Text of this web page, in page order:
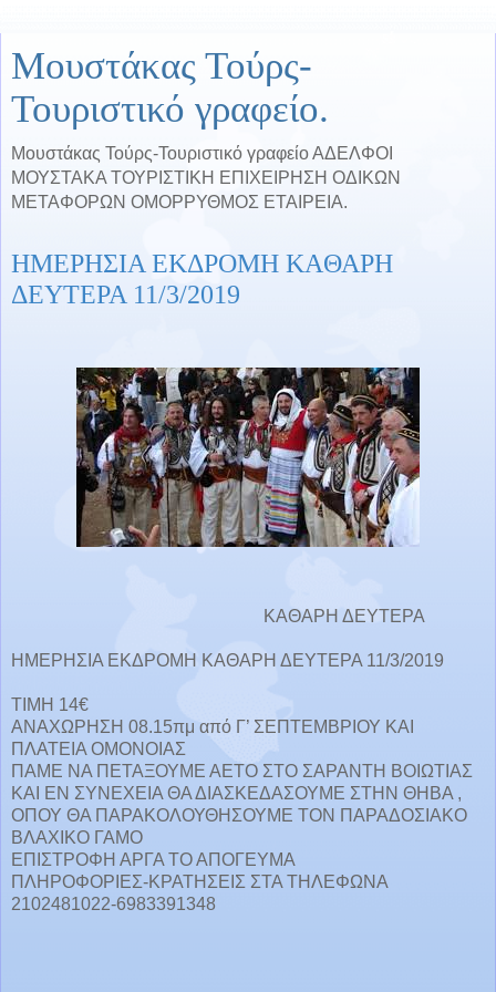
Μουστάκας Τούρς-
Τουριστικό γραφείο.
Μουστάκας Τούρς-Τουριστικό γραφείο ΑΔΕΛΦΟΙ
ΜΟΥΣΤΑΚΑ ΤΟΥΡΙΣΤΙΚΗ ΕΠΙΧΕΙΡΗΣΗ ΟΔΙΚΩΝ
ΜΕΤΑΦΟΡΩΝ ΟΜΟΡΡΥΘΜΟΣ ΕΤΑΙΡΕΙΑ.
ΗΜΕΡΗΣΙΑ ΕΚΔΡΟΜΗ KAΘΑΡΗ
ΔΕΥΤΕΡΑ 11/3/2019
KAΘΑΡΗ ΔΕΥΤΕΡΑ
ΗΜΕΡΗΣΙΑ ΕΚΔΡΟΜΗ ΚΑΘΑΡΗ ΔΕΥΤΕΡΑ 11/3/2019
ΤΙΜΗ 14€
ΑΝΑΧΩΡΗΣΗ 08.15πμ από Γ’ ΣΕΠΤΕΜΒΡΙΟΥ ΚΑΙ
ΠΛΑΤΕΙΑ ΟΜΟΝΟΙΑΣ
ΠΑΜΕ ΝΑ ΠΕΤΑΞΟΥΜΕ ΑΕΤΟ ΣΤΟ ΣΑΡΑΝΤΗ ΒΟΙΩΤΙΑΣ
ΚΑΙ ΕΝ ΣΥΝΕΧΕΙΑ ΘΑ ΔΙΑΣΚΕΔΑΣΟΥΜΕ ΣΤΗΝ ΘΗΒΑ ,
ΟΠΟΥ ΘΑ ΠΑΡΑΚΟΛΟΥΘΗΣΟΥΜΕ ΤΟΝ ΠΑΡΑΔΟΣΙΑΚΟ
ΒΛΑΧΙΚΟ ΓΑΜΟ
ΕΠΙΣΤΡΟΦΗ ΑΡΓΑ ΤΟ ΑΠΟΓΕΥΜΑ
ΠΛΗΡΟΦΟΡΙΕΣ-ΚΡΑΤΗΣΕΙΣ ΣΤΑ ΤΗΛΕΦΩΝΑ
2102481022-6983391348